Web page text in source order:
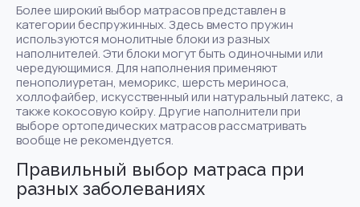
Более широкий выбор матрасов представлен в
категории беспружинных. Здесь вместо пружин
используются монолитные блоки из разных
наполнителей. Эти блоки могут быть одиночными или
чередующимися. Для наполнения применяют
пенополиуретан, меморикс, шерсть мериноса,
холлофайбер, искусственный или натуральный латекс, а
также кокосовую койру. Другие наполнители при
выборе ортопедических матрасов рассматривать
вообще не рекомендуется.
Правильный выбор матраса при
разных заболеваниях